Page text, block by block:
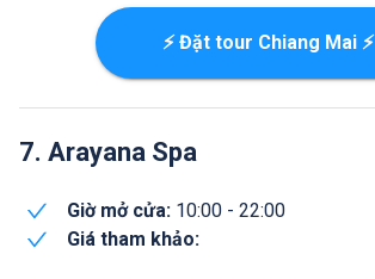
⚡ Đặt tour Chiang Mai ⚡
7. Arayana Spa
Giờ mở cửa: 10:00 - 22:00
Giá tham khảo: